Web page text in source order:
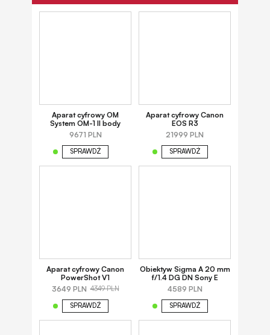
Aparat cyfrowy OM
System OM-1 II body
9671 PLN
SPRAWDŹ
Aparat cyfrowy Canon
EOS R3
21999 PLN
SPRAWDŹ
Aparat cyfrowy Canon
PowerShot V1
3649 PLN 4349 PLN
SPRAWDŹ
Obiektyw Sigma A 20 mm
f/1.4 DG DN Sony E
4589 PLN
SPRAWDŹ